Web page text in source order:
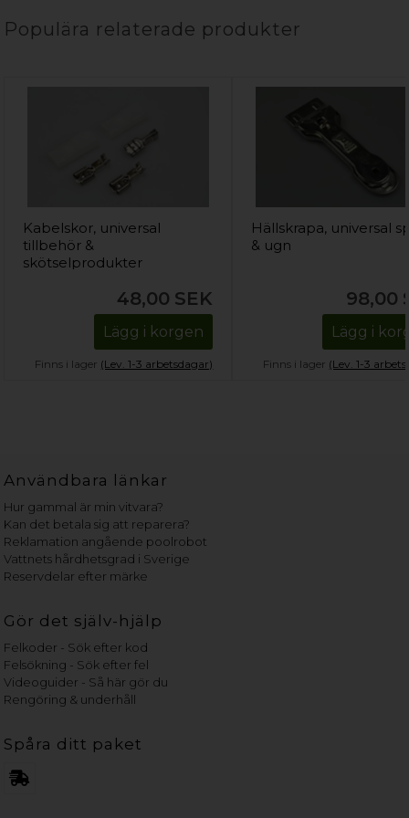
Populära relaterade produkter
Kabelskor, universal
tillbehör &
skötselprodukter
48,00 SEK
Lägg i korgen
Finns i lager (Lev. 1-3 arbetsdagar)
Hällskrapa, universal
& ugn
98,00
Lägg i
Finns i lager (Lev. 1-3
Användbara länkar
Hur gammal är min vitvara?
Kan det betala sig att reparera?
Reklamation angående poolrobot
Vattnets hårdhetsgrad i Sverige
Reservdelar efter märke
Gör det själv-hjälp
Felkoder - Sök efter kod
Felsökning - Sök efter fel
Videoguider - Så här gör du
Rengöring & underhåll
Spåra ditt paket